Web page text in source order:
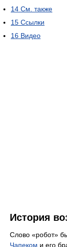
14 См. также
15 Ссылки
16 Видео
История
Слово «робот»
Чапеком и его